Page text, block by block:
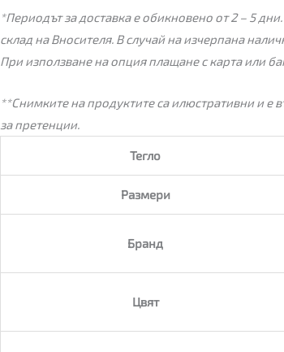
*Периодът за доставка е обикновено от 2 – 5
склад на Вносителя. В случай на изчерпана
При използване на опция плащане с карта или
**Снимките на продуктите са илюстративни и
за претенции.
Тегло
Размери
Бранд
Цвят